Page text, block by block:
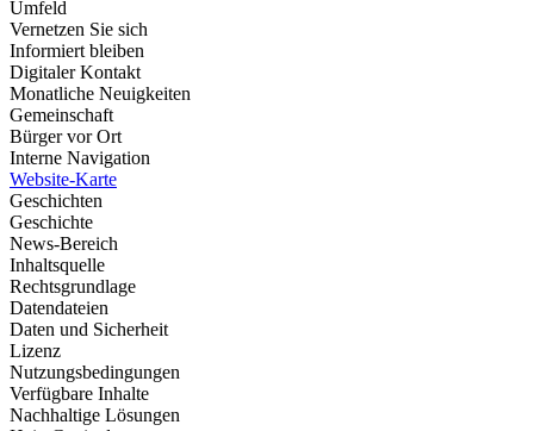
Umfeld
Vernetzen Sie sich
Informiert bleiben
Digitaler Kontakt
Monatliche Neuigkeiten
Gemeinschaft
Bürger vor Ort
Interne Navigation
Website-Karte
Geschichten
Geschichte
News-Bereich
Inhaltsquelle
Rechtsgrundlage
Datendateien
Daten und Sicherheit
Lizenz
Nutzungsbedingungen
Verfügbare Inhalte
Nachhaltige Lösungen